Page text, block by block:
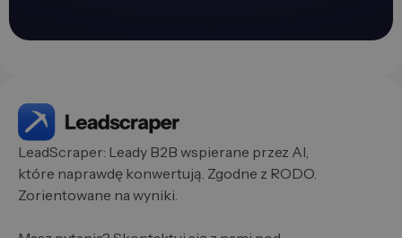
LeadScraper: Leady B2B wspierane przez AI,
które naprawdę konwertują. Zgodne z RODO.
Zorientowane na wyniki.